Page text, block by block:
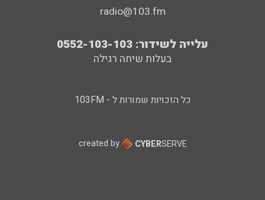
radio@103.fm
עלייה לשידור: 0552-103-103
בעלות שיחה רגילה
כל הזכויות שמורות ל - 103FM
created by CYBERSERVE